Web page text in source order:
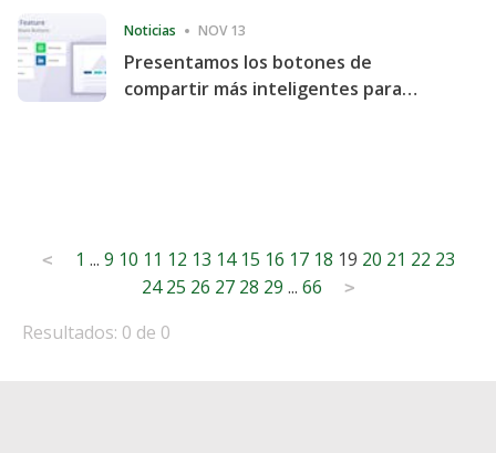
Noticias NOV 13
Presentamos los botones de
compartir más inteligentes para
Posts
pagination
< 1 ... 9 10 11 12 13 14 15 16 17 18 19 20 21 22 23
24 25 26 27 28 29 ... 66 >
Resultados: 0 de 0